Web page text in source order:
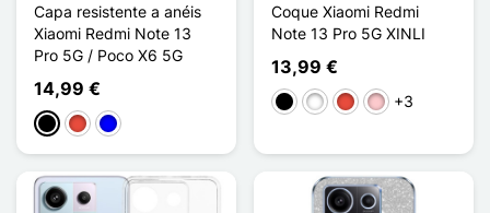
Capa resistente a anéis
Xiaomi Redmi Note 13
Pro 5G / Poco X6 5G
14,99 €
PretoVermelho
Azul
Coque Xiaomi Redmi
Note 13 Pro 5G XINLI
13,99 €
PretoBrancoVermelho
Rosa+3